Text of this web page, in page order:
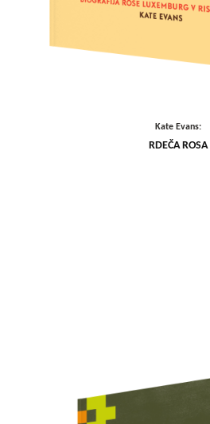
Kate Evans:
RDEČA ROSA